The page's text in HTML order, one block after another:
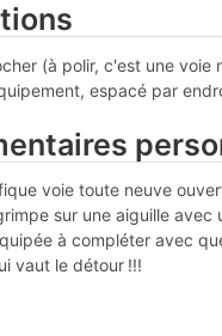
(à polir, c'est une voie
espacé par
voie toute neuve
sur une aiguille
à compléter avec
vaut le détour !!!